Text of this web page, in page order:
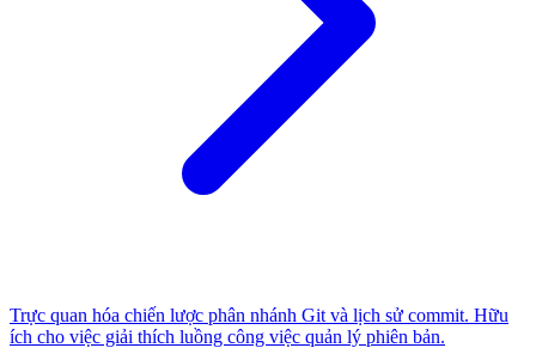
Trực quan hóa chiến lược phân nhánh Git và lịch sử commit. Hữu
ích cho việc giải thích luồng công việc quản lý phiên bản.